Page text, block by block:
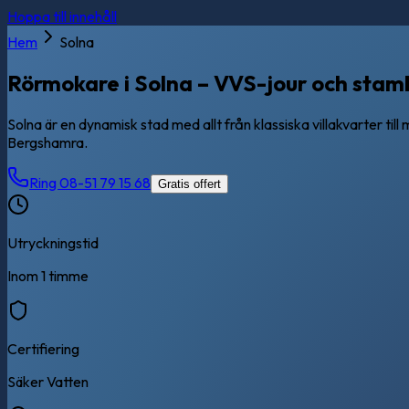
Hoppa till innehåll
Hem
Solna
Rörmokare i Solna – VVS-jour och
Solna är en dynamisk stad med allt från klassiska villakvarter
Bergshamra.
Ring 08-51 79 15 68 Gratis offert
Utryckningstid
Inom 1 timme
Certifiering
Säker Vatten